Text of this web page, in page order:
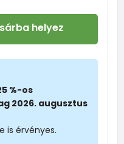
helyez
%-os
2026. augusztus
is érvényes.